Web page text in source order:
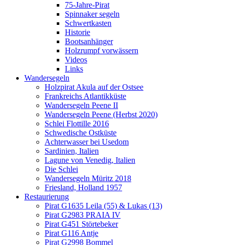
75-Jahre-Pirat
Spinnaker segeln
Schwertkasten
Historie
Bootsanhänger
Holzrumpf vorwässern
Videos
Links
Wandersegeln
Holzpirat Akula auf der Ostsee
Frankreichs Atlantikküste
Wandersegeln Peene II
Wandersegeln Peene (Herbst 2020)
Schlei Flottille 2016
Schwedische Ostküste
Achterwasser bei Usedom
Sardinien, Italien
Lagune von Venedig, Italien
Die Schlei
Wandersegeln Müritz 2018
Friesland, Holland 1957
Restaurierung
Pirat G1635 Leila (55) & Lukas (13)
Pirat G2983 PRAIA IV
Pirat G451 Störtebeker
Pirat G116 Antje
Pirat G2998 Bommel